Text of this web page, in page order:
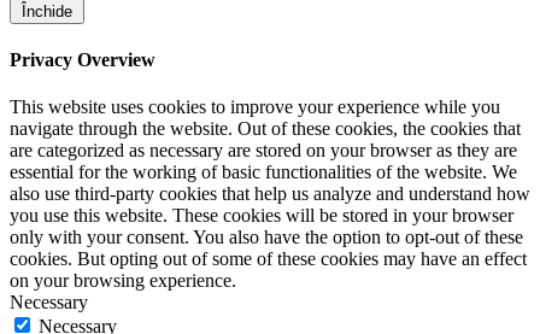
Închide
Privacy Overview
This website uses cookies to improve your experience while you
navigate through the website. Out of these cookies, the cookies that
are categorized as necessary are stored on your browser as they are
essential for the working of basic functionalities of the website. We
also use third-party cookies that help us analyze and understand how
you use this website. These cookies will be stored in your browser
only with your consent. You also have the option to opt-out of these
cookies. But opting out of some of these cookies may have an effect
on your browsing experience.
Necessary
Necessary